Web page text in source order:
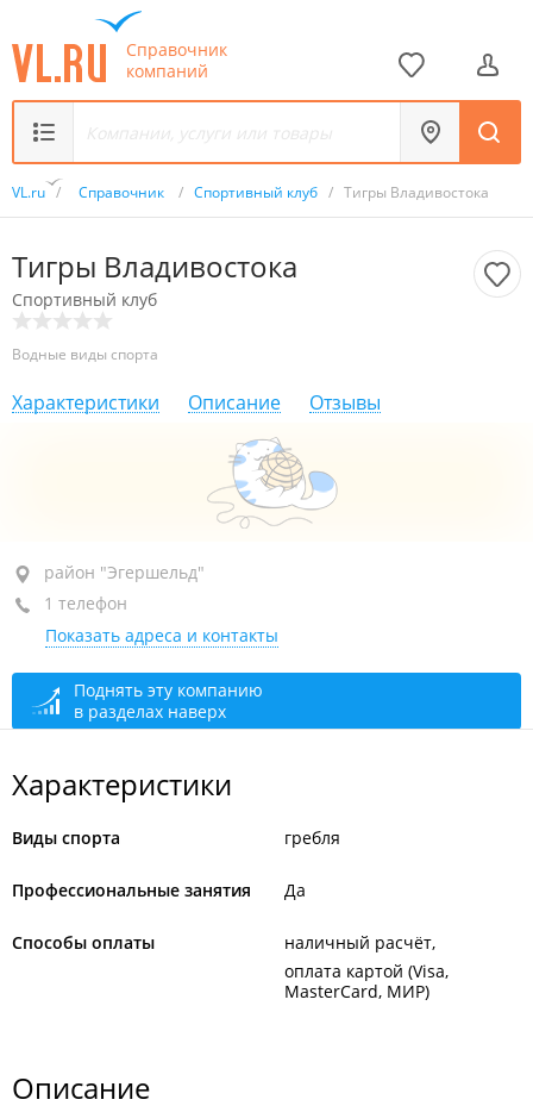
Справочник
компаний
VL.ru / Справочник / Спортивный клуб / Тигры Владивостока
Тигры Владивостока
Спортивный клуб
Водные виды спорта
Характеристики Описание Отзывы
район "Эгершельд", ул. Лейтенанта Шмидта, 17
цокольный этаж
+7 (423) 250-84-61
закрыто, откроется через 7 мин.
район "Эгершельд"
1 телефон
Показать адреса и контакты
Поднять эту компанию
в разделах наверх
Характеристики
Виды спорта гребля
Профессиональные занятия Да
Способы оплаты
наличный расчёт
оплата картой (Visa,
MasterCard, МИР)
Описание